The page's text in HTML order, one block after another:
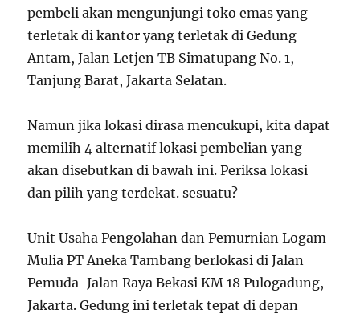
pembeli akan mengunjungi toko emas yang
terletak di kantor yang terletak di Gedung
Antam, Jalan Letjen TB Simatupang No. 1,
Tanjung Barat, Jakarta Selatan.
Namun jika lokasi dirasa mencukupi, kita dapat
memilih 4 alternatif lokasi pembelian yang
akan disebutkan di bawah ini. Periksa lokasi
dan pilih yang terdekat. sesuatu?
Unit Usaha Pengolahan dan Pemurnian Logam
Mulia PT Aneka Tambang berlokasi di Jalan
Pemuda-Jalan Raya Bekasi KM 18 Pulogadung,
Jakarta. Gedung ini terletak tepat di depan